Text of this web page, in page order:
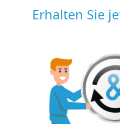
Erhalten Sie